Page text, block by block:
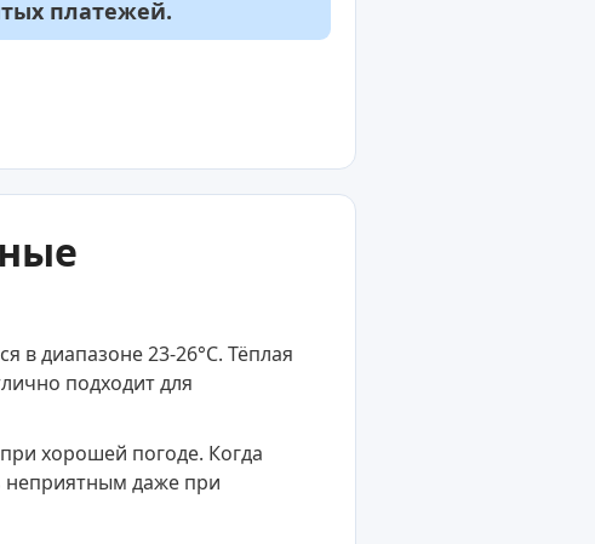
платежей.
в диапазоне 23-26°C. Тёплая
подходит для
хорошей погоде. Когда
неприятным даже при